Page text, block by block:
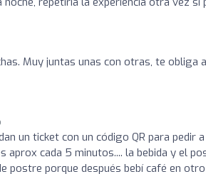
Muy juntas unas con otras, te obliga
un ticket con un código QR para pedir
aprox cada 5 minutos.... la bebida y el
postre porque después bebí café en